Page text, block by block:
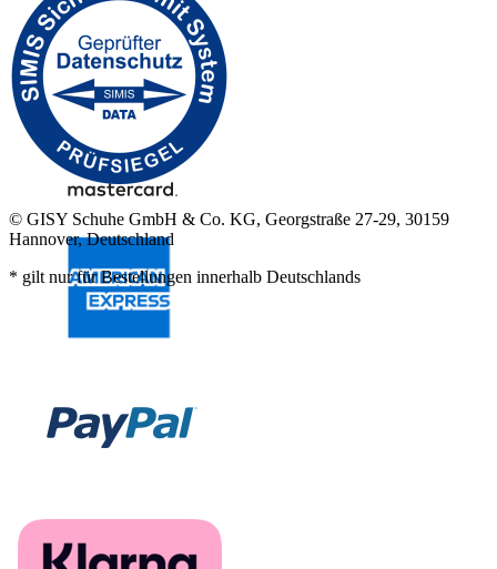
© GISY Schuhe GmbH & Co. KG, Georgstraße 27-29, 30159
Hannover, Deutschland
* gilt nur für Bestellungen innerhalb Deutschlands